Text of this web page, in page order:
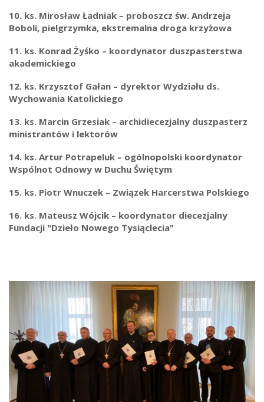
10. ks. Mirosław Ładniak – proboszcz św. Andrzeja
Boboli, pielgrzymka, ekstremalna droga krzyżowa
11. ks. Konrad Żyśko – koordynator duszpasterstwa
akademickiego
12. ks. Krzysztof Gałan – dyrektor Wydziału ds.
Wychowania Katolickiego
13. ks. Marcin Grzesiak – archidiecezjalny duszpasterz
ministrantów i lektorów
14. ks. Artur Potrapeluk – ogólnopolski koordynator
Wspólnot Odnowy w Duchu Świętym
15. ks. Piotr Wnuczek – Związek Harcerstwa Polskiego
16. ks. Mateusz Wójcik – koordynator diecezjalny
Fundacji "Dzieło Nowego Tysiąclecia"